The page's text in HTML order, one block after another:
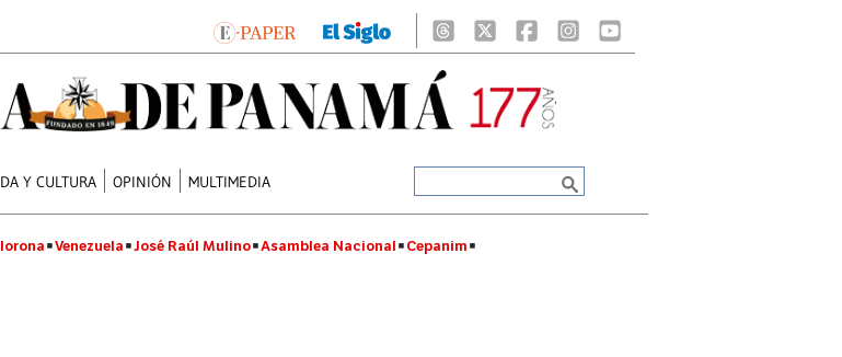
Y CULTURA OPINIÓN MULTIMEDIA
Venezuela José Raúl Mulino Asamblea Nacional Cepanim